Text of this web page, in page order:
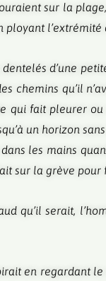
sur la
l’extrémité
d’une
chemins qu’il
qui fait pleurer
un horizon
les mains
sur la grève
qu’il serait,
en regardant